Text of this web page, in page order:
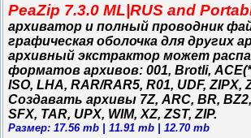
PeaZip 7.3.0 ML|RUS and
архиватор и полный проводник
графическая оболочка для других
архивный экстрактор может
форматов архивов: 001, Brotli,
ISO, LHA, RAR/RAR5, R01, UDF, ZIPX,
Создавать архивы 7Z, ARC, BR, BZ2,
SFX, TAR, UPX, WIM, XZ, ZST, ZIP.
Размер: 17.56 mb | 11.91 mb | 12.70 mb